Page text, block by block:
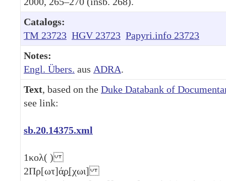
Catalogs:
TM 23723 HGV 23723 Papyri.info 23723
Notes:
Engl. Übers. aus ADRA.
Text, based on the Duke Databank of
see link:
sb.20.14375.xml
1κολ( )
2Πρ[ωτ]ά̣ρ̣[χωι]